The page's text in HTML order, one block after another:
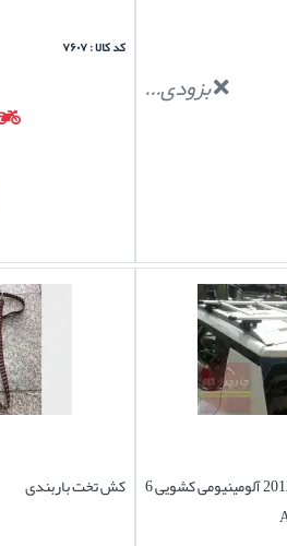
بزودی...
کد کالا : ۷۶۰۷
باربند سانتافه2007-2012 آلومینیومی کشویی 6
کش تخت باربندی